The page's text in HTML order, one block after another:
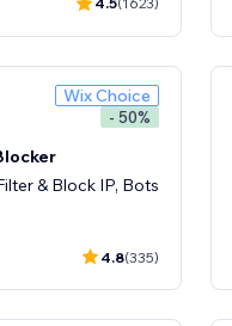
Wix Choice
- 50%
& Block IP, Bots
4.8(335)